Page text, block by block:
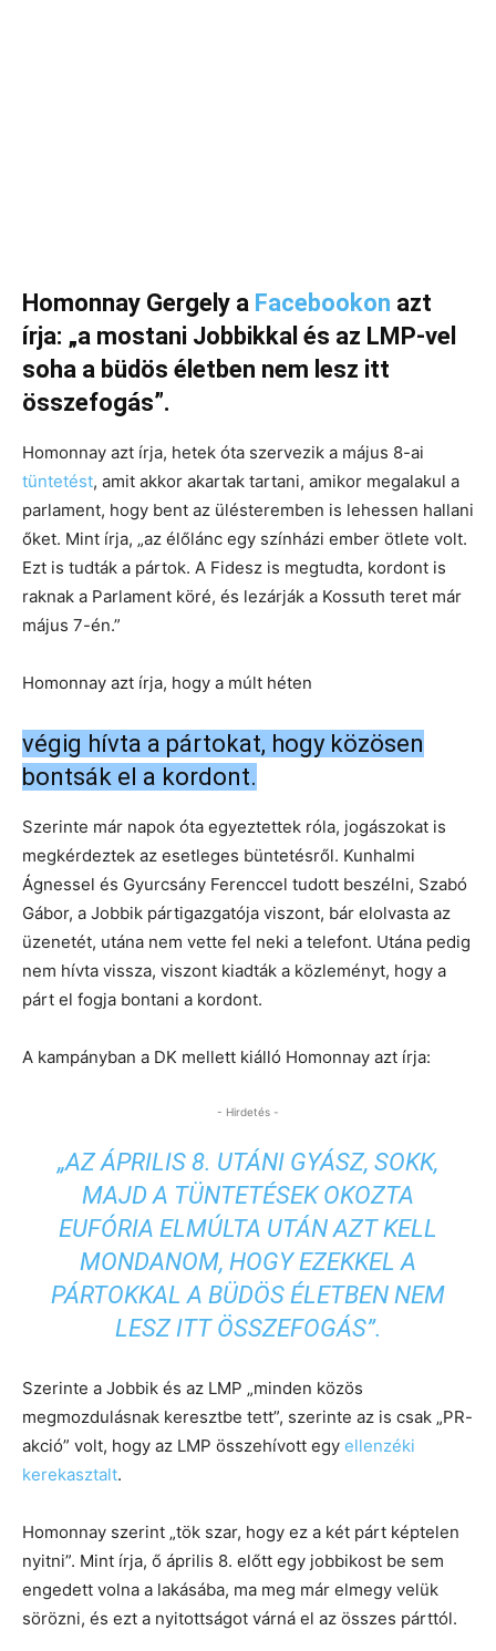
Homonnay Gergely a Facebookon azt
írja: „a mostani Jobbikkal és az LMP-vel
soha a büdös életben nem lesz itt
összefogás”.
Homonnay azt írja, hetek óta szervezik a május 8-ai
tüntetést, amit akkor akartak tartani, amikor megalakul a
parlament, hogy bent az ülésteremben is lehessen hallani
őket. Mint írja, „az élőlánc egy színházi ember ötlete volt.
Ezt is tudták a pártok. A Fidesz is megtudta, kordont is
raknak a Parlament köré, és lezárják a Kossuth teret már
május 7-én.”
Homonnay azt írja, hogy a múlt héten
végig hívta a pártokat, hogy közösen
bontsák el a kordont.
Szerinte már napok óta egyeztettek róla, jogászokat is
megkérdeztek az esetleges büntetésről. Kunhalmi
Ágnessel és Gyurcsány Ferenccel tudott beszélni, Szabó
Gábor, a Jobbik pártigazgatója viszont, bár elolvasta az
üzenetét, utána nem vette fel neki a telefont. Utána pedig
nem hívta vissza, viszont kiadták a közleményt, hogy a
párt el fogja bontani a kordont.
A kampányban a DK mellett kiálló Homonnay azt írja:
- Hirdetés -
„AZ ÁPRILIS 8. UTÁNI GYÁSZ, SOKK,
MAJD A TÜNTETÉSEK OKOZTA
EUFÓRIA ELMÚLTA UTÁN AZT KELL
MONDANOM, HOGY EZEKKEL A
PÁRTOKKAL A BÜDÖS ÉLETBEN NEM
LESZ ITT ÖSSZEFOGÁS”.
Szerinte a Jobbik és az LMP „minden közös
megmozdulásnak keresztbe tett”, szerinte az is csak „PR-
akció” volt, hogy az LMP összehívott egy ellenzéki
kerekasztalt.
Homonnay szerint „tök szar, hogy ez a két párt képtelen
nyitni”. Mint írja, ő április 8. előtt egy jobbikost be sem
engedett volna a lakásába, ma meg már elmegy velük
sörözni, és ezt a nyitottságot várná el az összes párttól.